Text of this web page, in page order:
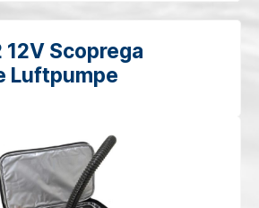
12V Scoprega
Luftpumpe